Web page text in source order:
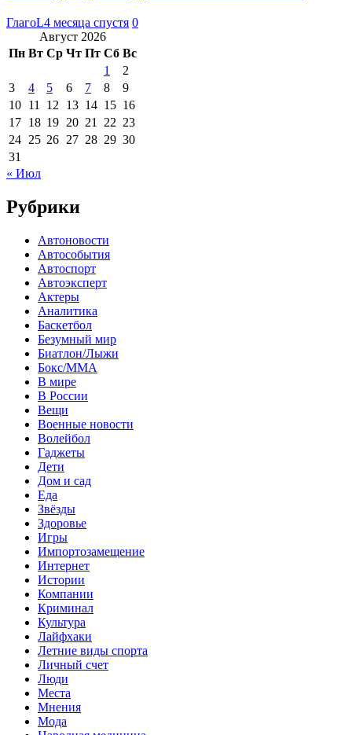
ГлагоL4 месяца спустя 0
Август 2026
Пн Вт Ср Чт Пт Сб Вс
1
2
3
4 5 6 7 8
9
10 11 12 13 14 15 16
17 18 19 20 21 22 23
24 25 26 27 28 29 30
31
« Июл
Рубрики
Автоновости
Автособытия
Автоспорт
Автоэксперт
Актеры
Аналитика
Баскетбол
Безумный мир
Биатлон/Лыжи
Бокс/MMA
В мире
В России
Вещи
Военные новости
Волейбол
Гаджеты
Дети
Дом и сад
Еда
Звёзды
Здоровье
Игры
Импортозамещение
Интернет
Истории
Компании
Криминал
Культура
Лайфхаки
Летние виды спорта
Личный счет
Люди
Места
Мнения
Мода